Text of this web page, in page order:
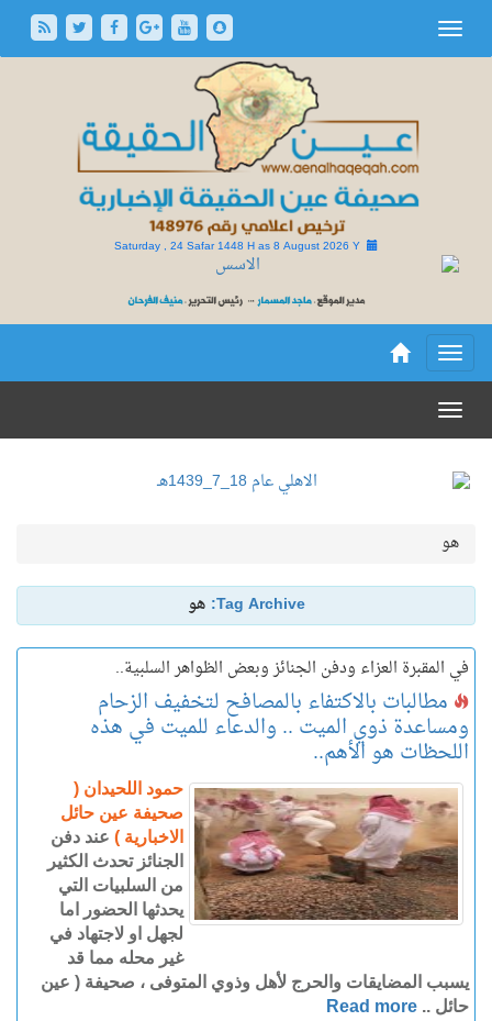
Saturday , 24 Safar 1448 H as8 August 2026 Y
هو
Tag Archive: هو
في المقبرة العزاء ودفن الجنائز وبعض الظواهر السلبية..
مطالبات بالاكتفاء بالمصافح لتخفيف الزحام
ومساعدة ذوي الميت .. والدعاء للميت في هذه
اللحظات هو الأهم..
حمود اللحيدان (
صحيفة عين حائل
الاخبارية ) عند دفن
الجنائز تحدث الكثير
من السلبيات التي
يحدثها الحضور اما
لجهل او لاجتهاد في
غير محله مما قد
يسبب المضايقات والحرج لأهل وذوي المتوفى ، صحيفة ( عين
حائل .. Read more